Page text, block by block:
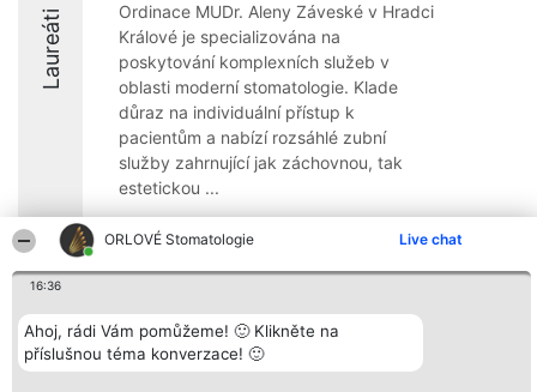
ORLOVÉ Stomatologie Live chat
16:36
Ahoj, rádi Vám pomůžeme! 🙂 Klikněte na
příslušnou téma konverzace! 🙂
Laureáti
Ordinace MUDr. Aleny Záveské v Hradci
Králové je specializována na
poskytování komplexních služeb v
oblasti moderní stomatologie. Klade
důraz na individuální přístup k
pacientům a nabízí rozsáhlé zubní
služby zahrnující jak záchovnou, tak
estetickou ...
8.7
Organizátor hlasování
Bright Side Solutions sp. z o.
o. sp. k.
ul. Ruska 22
Plebiscyt
Vítězové
Seznam všech
laureátů
Kontakt